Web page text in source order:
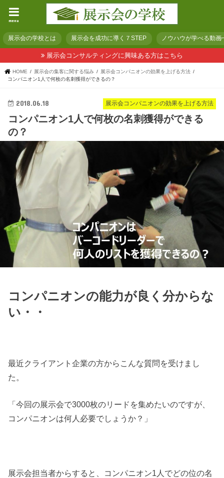
menu
展示会の学校とは 展示会を成功に導く７STEP ノウハウが学べる動画
展示会コンサルティングに興味ある方はこちら
HOME 展示会の集客に関する悩み
展示会コンパニオンの効果を上げる方法
コンパニオン1人で何枚の名刺獲得ができるの？
展示会コンパニオンの効果を上げる方法
2018.06.18
コンパニオン1人で何枚の名刺獲得ができる
の？
コンパニオンの能力が良く分からな
い・・
最近クライアント企業の方からこんな質問を受けまし
た。
「今回の展示会で3000枚のリードを集めたいのですが、
コンパニオンは何人必要でしょうか？」
展示会担当者からすると、コンパニオン1人でどの位の名